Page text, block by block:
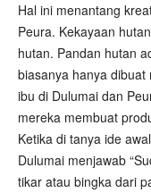
Hal ini menantang
Peura. Kekayaan
hutan. Pandan hutan
biasanya hanya
ibu di Dulumai dan
mereka membuat
Ketika di tanya ide
Dulumai menjawab
tikar atau bingka dari